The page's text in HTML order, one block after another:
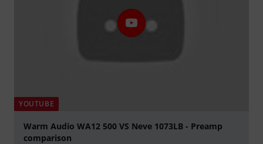
YOUTUBE
Warm Audio WA12 500 VS Neve 1073LB - Preamp
comparison